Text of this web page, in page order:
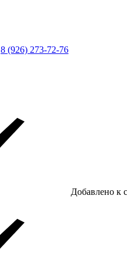
8 (926) 273-72-76
Добавлено к